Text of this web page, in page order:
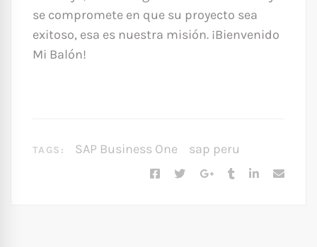
se compromete en que su proyecto sea
exitoso, esa es nuestra misión. ¡Bienvenido
Mi Balón!
TAGS: SAP Business One sap peru